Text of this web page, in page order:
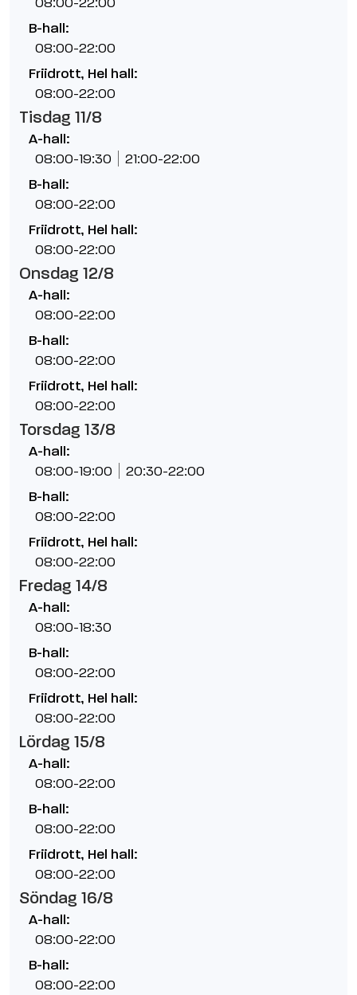
B-hall:
08:00-22:00
Friidrott, Hel hall:
08:00-22:00
Tisdag 11/8
A-hall:
08:00-19:30 21:00-22:00
B-hall:
08:00-22:00
Friidrott, Hel hall:
08:00-22:00
Onsdag 12/8
A-hall:
08:00-22:00
B-hall:
08:00-22:00
Friidrott, Hel hall:
08:00-22:00
Torsdag 13/8
A-hall:
08:00-19:00 20:30-22:00
B-hall:
08:00-22:00
Friidrott, Hel hall:
08:00-22:00
Fredag 14/8
A-hall:
08:00-18:30
B-hall:
08:00-22:00
Friidrott, Hel hall:
08:00-22:00
Lördag 15/8
A-hall:
08:00-22:00
B-hall:
08:00-22:00
Friidrott, Hel hall:
08:00-22:00
Söndag 16/8
A-hall:
08:00-22:00
B-hall:
08:00-22:00